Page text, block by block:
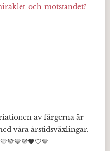
och-motstandet?
av färgerna är
våra årstidsväxlingar.